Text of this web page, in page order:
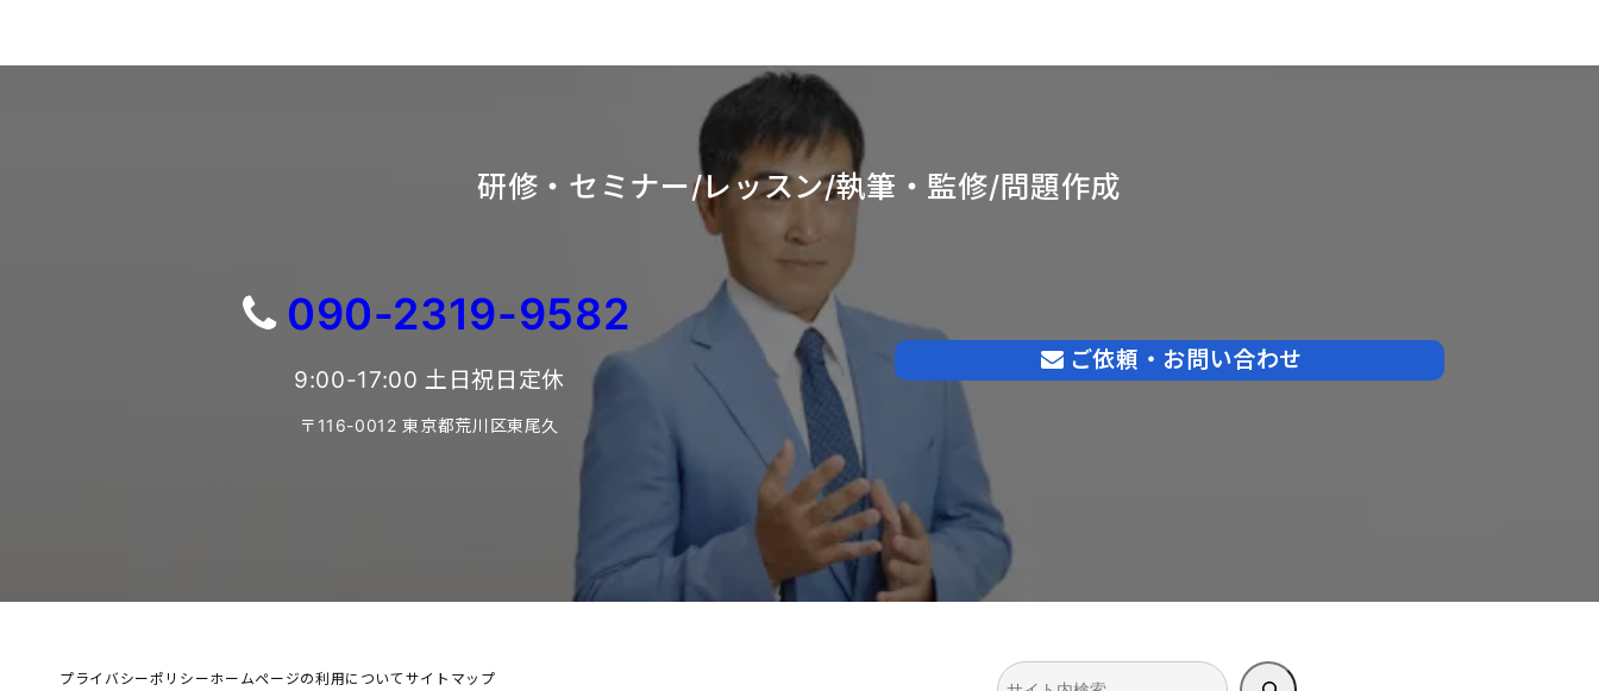
研修・セミナー/レッスン/執筆・監修/問題作成
090-2319-9582
9:00-17:00 土日祝日定休
〒116-0012 東京都荒川区東尾久
ご依頼・お問い合わせ
プライバシーポリシーホームページの利用について サイトマップ 検